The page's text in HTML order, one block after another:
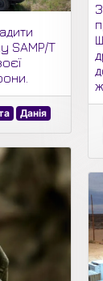
SAMP/T
Данія